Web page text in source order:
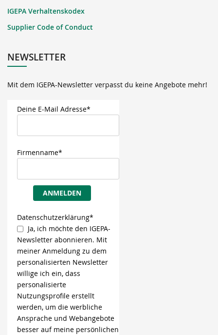
IGEPA Verhaltenskodex
Supplier Code of Conduct
NEWSLETTER
Mit dem IGEPA-Newsletter verpasst du keine Angebote mehr!
Deine E-Mail Adresse*
Firmenname*
ANMELDEN
Datenschutzerklärung*
Ja, ich möchte den IGEPA-
Newsletter abonnieren. Mit
meiner Anmeldung zu dem
personalisierten Newsletter
willige ich ein, dass
personalisierte
Nutzungsprofile erstellt
werden, um die werbliche
Ansprache und Webangebote
besser auf meine persönlichen